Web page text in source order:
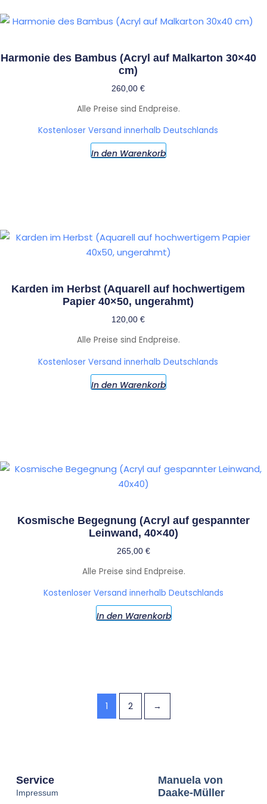
Harmonie des Bambus (Acryl auf Malkarton 30×40
cm)
260,00€
Alle Preise sind Endpreise.
Kostenloser Versand innerhalb Deutschlands
In den Warenkorb
Karden im Herbst (Aquarell auf hochwertigem
Papier 40×50, ungerahmt)
120,00€
Alle Preise sind Endpreise.
Kostenloser Versand innerhalb Deutschlands
In den Warenkorb
Kosmische Begegnung (Acryl auf gespannter
Leinwand, 40×40)
265,00 €
Alle Preise sind Endpreise.
Kostenloser Versand innerhalb Deutschlands
In den Warenkorb
1 2 →
Service
Impressum
Manuela von
Daake-Müller